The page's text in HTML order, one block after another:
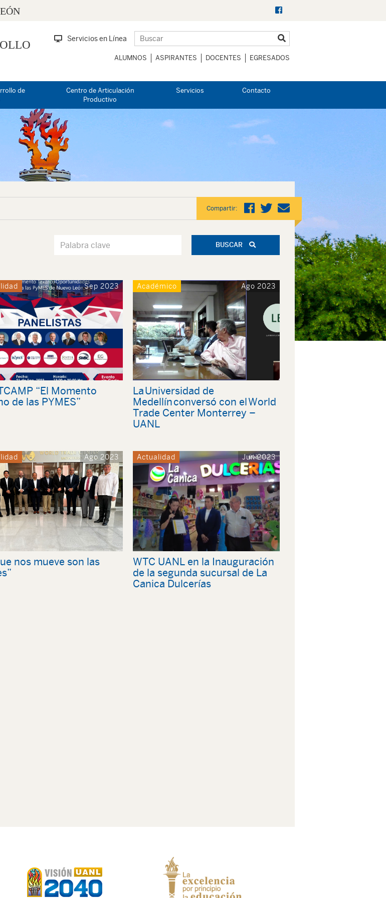
Servicios en Línea
ALUMNOS ASPIRANTES DOCENTES EGRESADOS
de
Centro de Articulación
Productivo
Servicios Contacto
Compartir:
BUSCAR
Sep 2023
“El Momento
de las PYMES”
Académico Ago 2023
La Universidad de
Medellín conversó con el World
Trade Center Monterrey –
UANL
Ago 2023
nos mueve son las
Actualidad Jun 2023
WTC UANL en la Inauguración
de la segunda sucursal de La
Canica Dulcerías